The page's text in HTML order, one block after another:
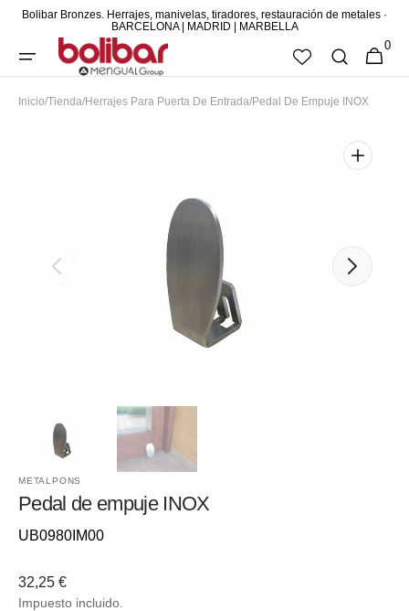
CONTENIDO
Bolibar Bronzes. Herrajes, manivelas, tiradores, restauración de metales ·
BARCELONA | MADRID | MARBELLA
CESTA
0
Inicio/Tienda/Herrajes Para Puerta De Entrada/Pedal De Empuje INOX
Abrir
elemento
multimedia
destacado
en
vista
METALPONS
Pedal de empuje INOX
Referencia::
UB0980IM00
Precio
habitual
32,25 €
Impuesto incluido.